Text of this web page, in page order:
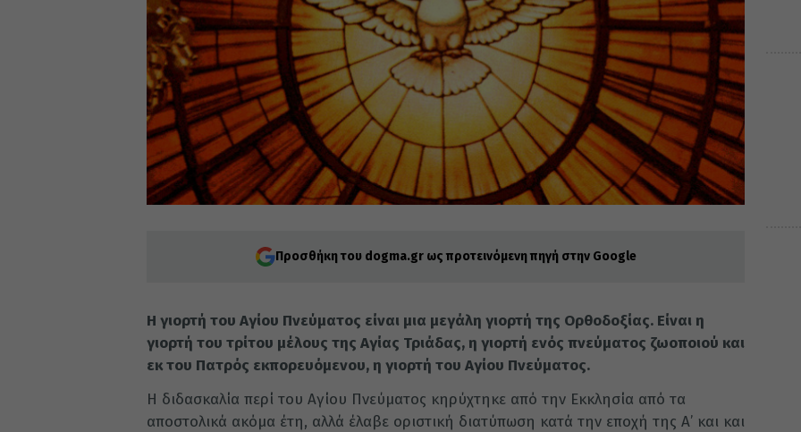
Προσθήκη του dogma.gr ως προτεινόμενη πηγή στην Google
Η γιορτή του Αγίου Πνεύματος είναι μια μεγάλη γιορτή της Ορθοδοξίας. Είναι η
γιορτή του τρίτου μέλους της Αγίας Τριάδας, η γιορτή ενός πνεύματος ζωοποιού και
εκ του Πατρός εκπορευόμενου, η γιορτή του Αγίου Πνεύματος.
Η διδασκαλία περί του Αγίου Πνεύματος κηρύχτηκε από την Εκκλησία από τα
αποστολικά ακόμα έτη, αλλά έλαβε οριστική διατύπωση κατά την εποχή της Α’ και και